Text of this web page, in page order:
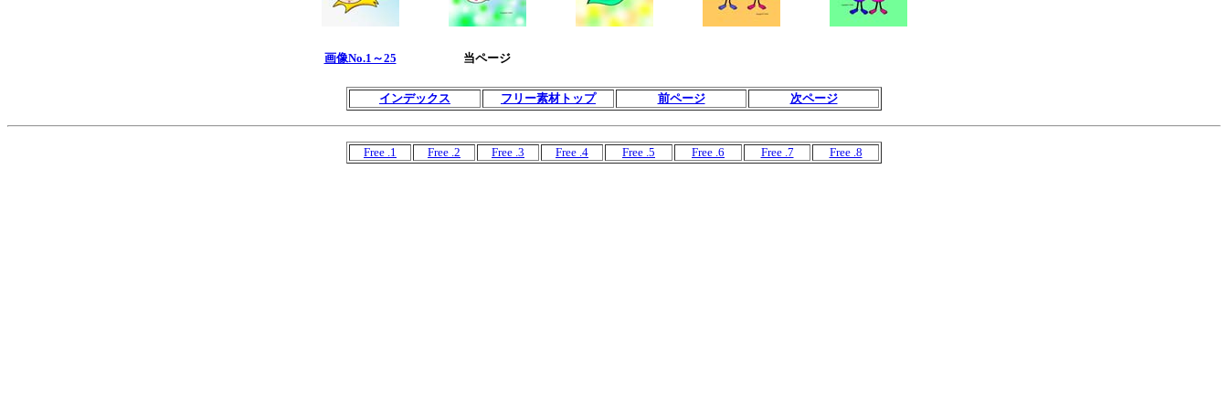
画像No.1～25 当ページ
インデックス フリー素材トップ 前ページ 次ページ
Free .1 Free .2 Free .3 Free .4 Free .5 Free .6 Free .7 Free .8